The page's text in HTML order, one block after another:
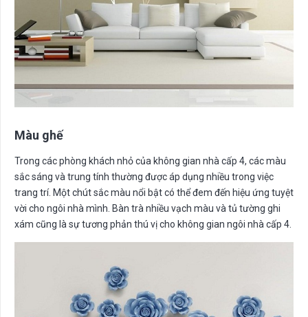
Màu ghế
Trong các phòng khách nhỏ của không gian nhà cấp 4, các màu
sắc sáng và trung tính thường được áp dụng nhiều trong việc
trang trí. Một chút sắc màu nổi bật có thể đem đến hiệu ứng tuyệt
vời cho ngôi nhà mình. Bàn trà nhiều vạch màu và tủ tường ghi
xám cũng là sự tương phản thú vị cho không gian ngôi nhà cấp 4.